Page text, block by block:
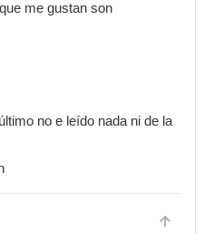
me gustan son
no e leído nada ni de la